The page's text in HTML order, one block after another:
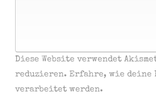
Diese Website verwendet
reduzieren. Erfahre, wie deine
verarbeitet werden.